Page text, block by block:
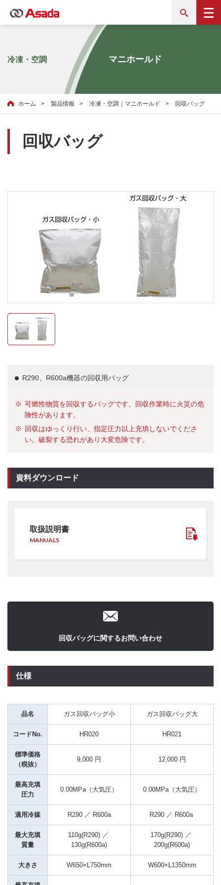
冷凍・空調 マニホールド
ホーム 製品情報 冷凍・空調｜マニホールド 回収バッグ
回収バッグ
R290、R600a機器の回収用バッグ
可燃性物質を回収するバッグです。回収作業時に火災の危
険性があります。
回収はゆっくり行い、指定圧力以上充填しないでくださ
い。破裂する恐れがあり大変危険です。
資料ダウンロード
取扱説明書
MANUALS
回収バッグに関するお問い合わせ
仕様
品名 ガス回収バッグ小 ガス回収バッグ大
コードNo. HR020 HR021
標準価格
（税抜）
9,000 円 12,000 円
最高充填
圧力
0.00MPa（大気圧） 0.00MPa（大気圧）
適用冷媒 R290 ／ R600a R290 ／ R600a
最大充填
質量
110g(R290) ／
130g(R600a)
170g(R290) ／
200g(R600a)
大きさ W650×L750mm W600×L1350mm